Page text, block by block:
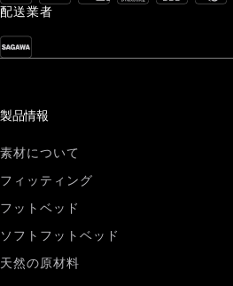
配送業者
製品情報
素材について
フィッティング
フットベッド
ソフトフットベッド
天然の原材料